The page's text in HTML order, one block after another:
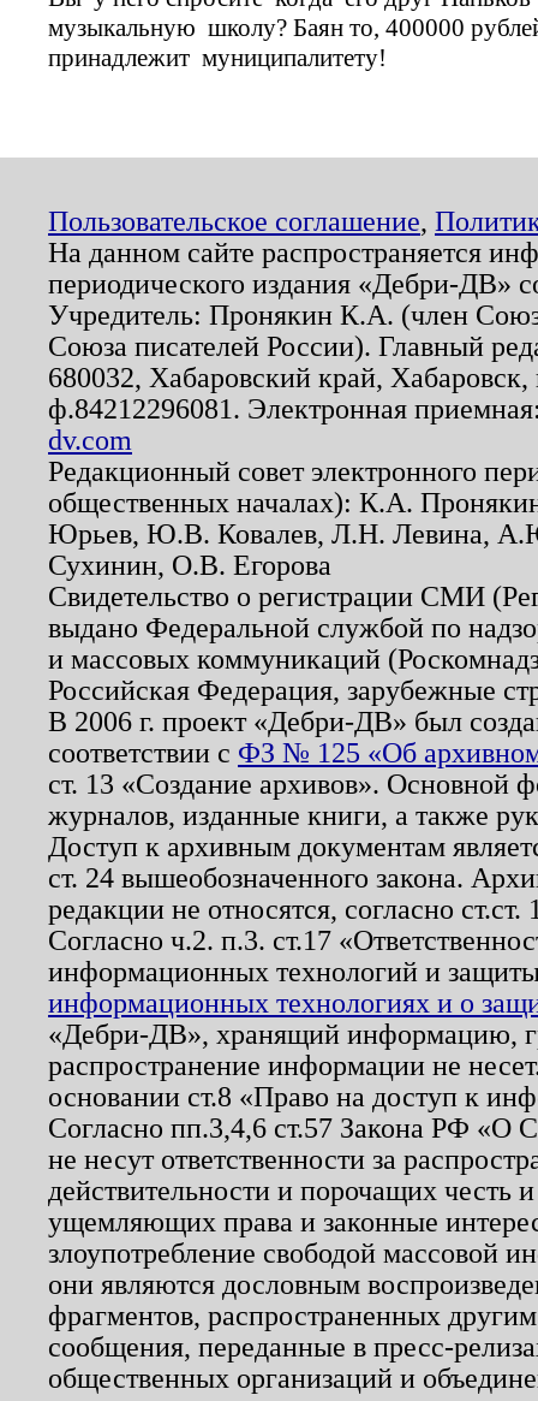
музыкальную школу? Баян то, 400000
принадлежит муниципалитету!
Пользовательское соглашение,
На данном сайте распространяется
периодического издания «Дебри-ДВ»
Учредитель: Пронякин К.А. (член
Союза писателей России). Главный
680032, Хабаровский край,
ф.84212296081. Электронная
dv.com
Редакционный совет электронного
общественных началах): К.А.
Юрьев, Ю.В. Ковалев, Л.Н. Левина,
Сухинин, О.В. Егорова
Свидетельство о регистрации СМИ
выдано Федеральной службой по
и массовых коммуникаций
Российская Федерация, зарубежные
В 2006 г. проект «Дебри-ДВ» был
соответствии с ФЗ № 125 «Об
ст. 13 «Создание архивов». Основной
журналов, изданные книги, а также
Доступ к архивным документам
ст. 24 вышеобозначенного закона.
редакции не относятся, согласно
Согласно ч.2. п.3. ст.17
информационных технологий и
информационных технологиях и о
«Дебри-ДВ», хранящий информацию,
распространение информации не
основании ст.8 «Право на доступ к
Согласно пп.3,4,6 ст.57 Закона РФ «О
не несут ответственности за
действительности и порочащих честь
ущемляющих права и законные
злоупотребление свободой массовой
они являются дословным
фрагментов, распространенных
сообщения, переданные в пресс-
общественных организаций и